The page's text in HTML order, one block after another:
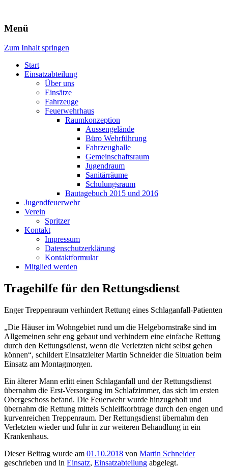
Freiwillige Feuerwehr Rodheim
v.d.H.
Menü
Zum Inhalt springen
Start
Einsatzabteilung
Über uns
Einsätze
Fahrzeuge
Feuerwehrhaus
Raumkonzeption
Aussengelände
Büro Wehrführung
Fahrzeughalle
Gemeinschaftsraum
Jugendraum
Sanitärräume
Schulungsraum
Bautagebuch 2015 und 2016
Jugendfeuerwehr
Verein
Spritzer
Kontakt
Impressum
Datenschutzerklärung
Kontaktformular
Mitglied werden
Tragehilfe für den Rettungsdienst
Enger Treppenraum verhindert Rettung eines Schlaganfall-Patienten
„Die Häuser im Wohngebiet rund um die Helgebornstraße sind im
Allgemeinen sehr eng gebaut und verhindern eine einfache Rettung
durch den Rettungsdienst, wenn die Verletzten nicht selbst gehen
können“, schildert Einsatzleiter Martin Schneider die Situation beim
Einsatz am Montagmorgen.
Ein älterer Mann erlitt einen Schlaganfall und der Rettungsdienst
übernahm die Erst-Versorgung im Schlafzimmer, das sich im ersten
Obergeschoss befand. Die Feuerwehr wurde hinzugeholt und
übernahm die Rettung mittels Schleifkorbtrage durch den engen und
kurvenreichen Treppenraum. Der Rettungsdienst übernahm den
Verletzten wieder und fuhr in zur weiteren Behandlung in ein
Krankenhaus.
Dieser Beitrag wurde am 01.10.2018 von Martin Schneider
geschrieben und in Einsatz, Einsatzabteilung abgelegt.